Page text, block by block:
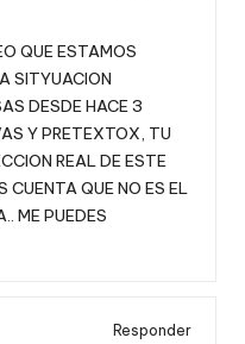
QUE ESTAMOS
SITYUACION
DESDE HACE 3
Y PRETEXTOX, TU
REAL DE ESTE
CUENTA QUE NO ES EL
ME PUEDES
Responder